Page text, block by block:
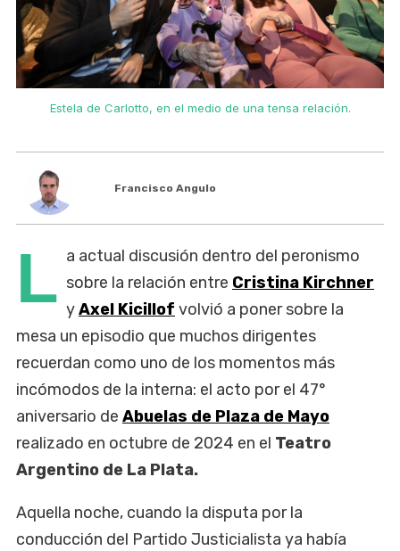
Estela de Carlotto, en el medio de una tensa relación.
Francisco Angulo
L a actual discusión dentro del peronismo
sobre la relación entre Cristina Kirchner
yAxel Kicillof volvió a poner sobre la
mesa un episodio que muchos dirigentes
recuerdan como uno de los momentos más
incómodos de la interna: el acto por el 47°
aniversario de Abuelas de Plaza de Mayo
realizado en octubre de 2024 en el Teatro
Argentino de La Plata.
Aquella noche, cuando la disputa por la
conducción del Partido Justicialista ya había